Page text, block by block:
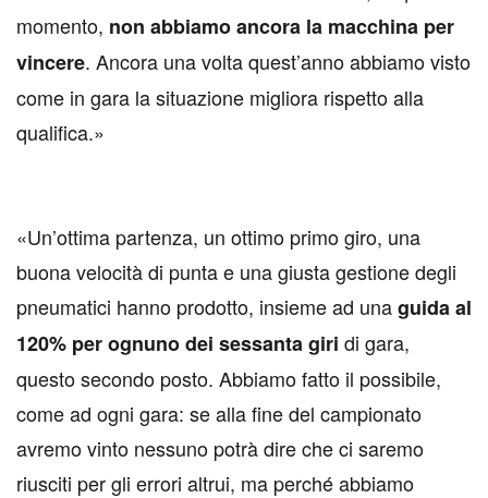
momento, non abbiamo ancora la macchina per
vincere. Ancora una volta quest’anno abbiamo visto
come in gara la situazione migliora rispetto alla
qualifica.»
«Un’ottima partenza, un ottimo primo giro, una
buona velocità di punta e una giusta gestione degli
pneumatici hanno prodotto, insieme ad unaguida al
120% per ognuno dei sessanta giri di gara,
questo secondo posto. Abbiamo fatto il possibile,
come ad ogni gara: se alla fine del campionato
avremo vinto nessuno potrà dire che ci saremo
riusciti per gli errori altrui, ma perché abbiamo